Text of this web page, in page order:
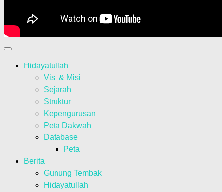
Hidayatullah
Visi & Misi
Sejarah
Struktur
Kepengurusan
Peta Dakwah
Database
Peta
Berita
Gunung Tembak
Hidayatullah